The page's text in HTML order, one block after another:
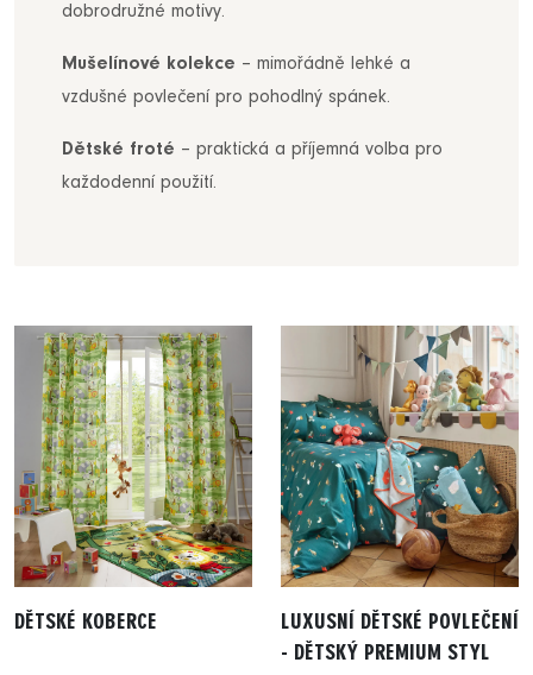
dobrodružné motivy.
Mušelínové kolekce – mimořádně lehké a
vzdušné povlečení pro pohodlný spánek.
Dětské froté – praktická a příjemná volba pro
každodenní použití.
DĚTSKÉ KOBERCE
LUXUSNÍ DĚTSKÉ POVLEČENÍ
- DĚTSKÝ PREMIUM STYL